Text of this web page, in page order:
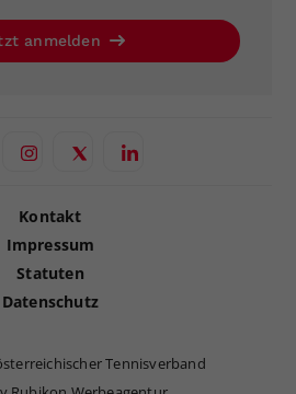
anmelden
Kontakt
Impressum
Statuten
Datenschutz
Tennisverband